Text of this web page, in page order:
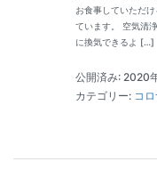
お食事していただ
ています。 空気清
に換気できるよ […]
公開済み: 2020
カテゴリー: コ